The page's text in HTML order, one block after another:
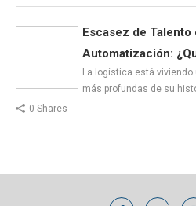
Escasez de
Automatización:
La logística está
más profundas de su
0 Shares